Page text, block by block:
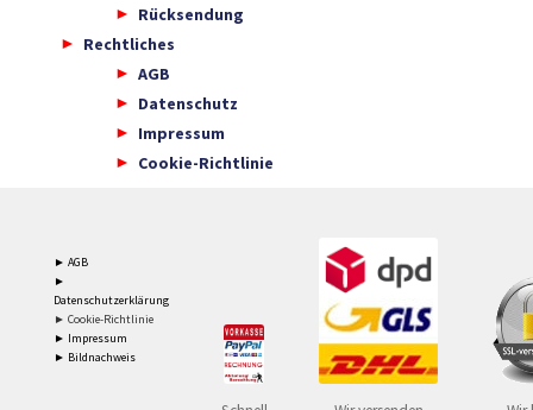
Rücksendung
Rechtliches
AGB
Datenschutz
Impressum
Cookie-Richtlinie
► AGB
►
Datenschutzerklärung
► Cookie-Richtlinie
► Impressum
► Bildnachweis